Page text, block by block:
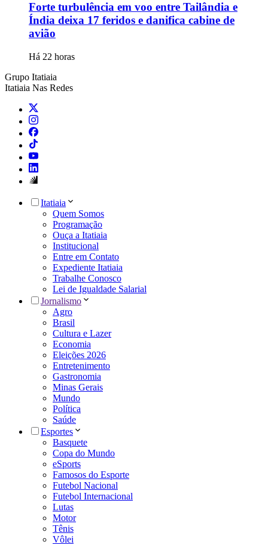
Forte turbulência em voo entre Tailândia e
Índia deixa 17 feridos e danifica cabine de
avião
Há 22 horas
Grupo Itatiaia
Itatiaia Nas Redes
Itatiaia
Quem Somos
Programação
Ouça a Itatiaia
Institucional
Entre em Contato
Expediente Itatiaia
Trabalhe Conosco
Lei de Igualdade Salarial
Jornalismo
Agro
Brasil
Cultura e Lazer
Economia
Eleições 2026
Entretenimento
Gastronomia
Minas Gerais
Mundo
Política
Saúde
Esportes
Basquete
Copa do Mundo
eSports
Famosos do Esporte
Futebol Nacional
Futebol Internacional
Lutas
Motor
Tênis
Vôlei